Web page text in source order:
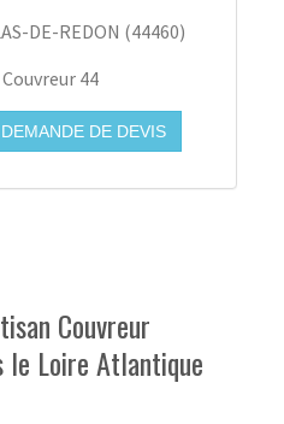
DE-REDON (44460)
Couvreur 44
DE DEVIS
Couvreur
le Loire Atlantique